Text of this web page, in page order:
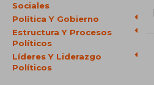
Sociales
Política Y Gobierno
Estructura Y Procesos
Políticos
Líderes Y Liderazgo
Políticos